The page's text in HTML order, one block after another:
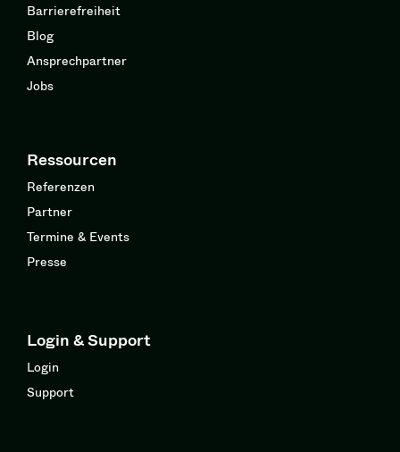
Barrierefreiheit
Blog
Ansprechpartner
Jobs
Ressourcen
Referenzen
Partner
Termine & Events
Presse
Login & Support
Login
Support